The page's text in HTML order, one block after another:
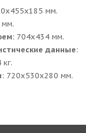
мм.
мм.
704x434 мм.
данные:
кг.
: 720x530x280 мм.